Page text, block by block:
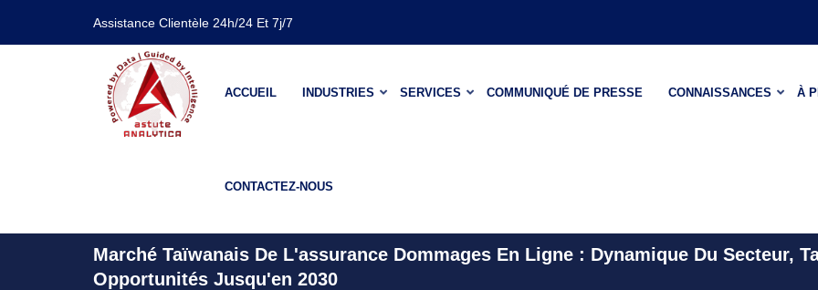
Assistance Clientèle 24h/24 Et 7j/7
ACCUEIL INDUSTRIES SERVICES COMMUNIQUÉ DE PRESSE CONNAISSANCES À
CONTACTEZ-NOUS
Marché Taïwanais De L'assurance Dommages En Ligne : Dynamique Du Secteur,
Opportunités Jusqu'en 2030